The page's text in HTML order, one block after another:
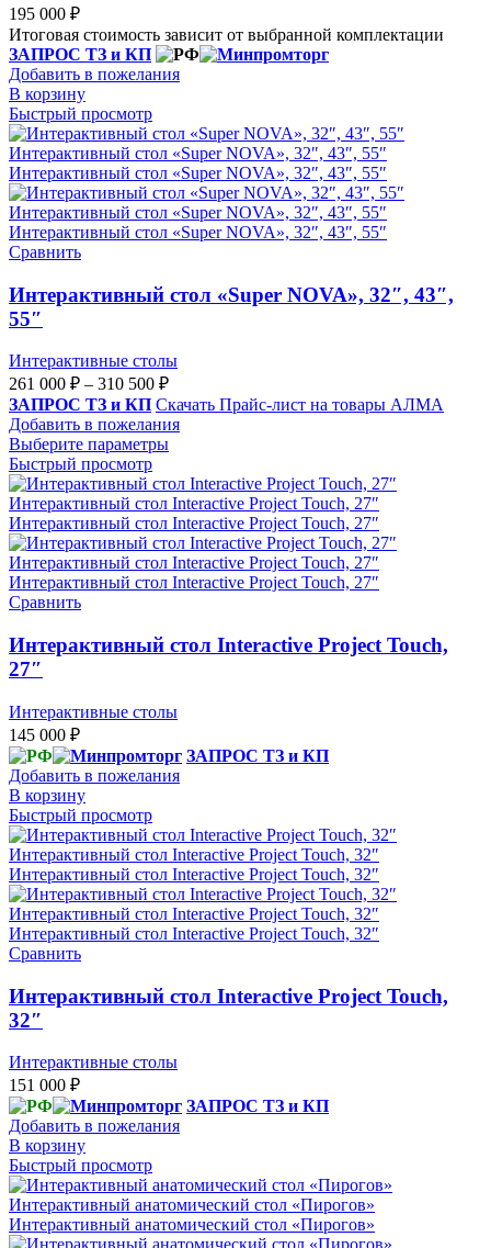
195 000 ₽
Итоговая стоимость зависит от выбранной комплектации
ЗАПРОС ТЗ и КП
Добавить в пожелания
В корзину
Быстрый просмотр
Сравнить
Интерактивный стол «Super NOVA», 32″, 43″,
55″
Интерактивные столы
261 000 ₽ – 310 500 ₽Диапазон
цен:
261
000 ₽
310
500 ₽
ЗАПРОС ТЗ и КП Скачать Прайс-лист на товары АЛМА
Добавить в пожелания
Выберите параметры
Быстрый просмотр
Сравнить
Интерактивный стол Interactive Project Touch,
27″
Интерактивные столы
145 000 ₽
ЗАПРОС ТЗ и КП
Добавить в пожелания
В корзину
Быстрый просмотр
Сравнить
Интерактивный стол Interactive Project Touch,
32″
Интерактивные столы
151 000 ₽
ЗАПРОС ТЗ и КП
Добавить в пожелания
В корзину
Быстрый просмотр